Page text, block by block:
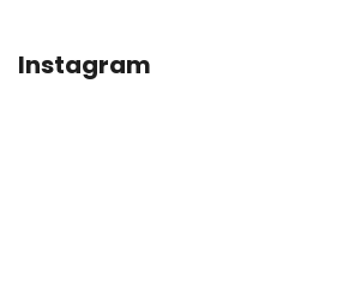
Instagram